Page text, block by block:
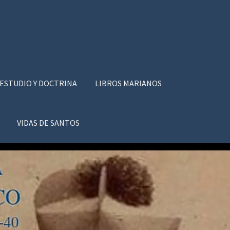
Y DOCTRINA LIBROS MARIANOS
VIDAS DE SANTOS